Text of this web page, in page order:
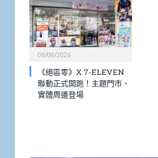
06/08/2026
《絕區零》X 7-ELEVEN
聯動正式開跑！主題門市、
實體周邊登場